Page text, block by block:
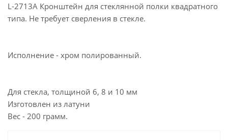
L-2713A Кронштейн для стеклянной полки квадратного
типа. Не требует сверления в стекле.
Исполнение - хром полированный.
Для стекла, толщиной 6, 8 и 10 мм
Изготовлен из латуни
Вес - 200 грамм.